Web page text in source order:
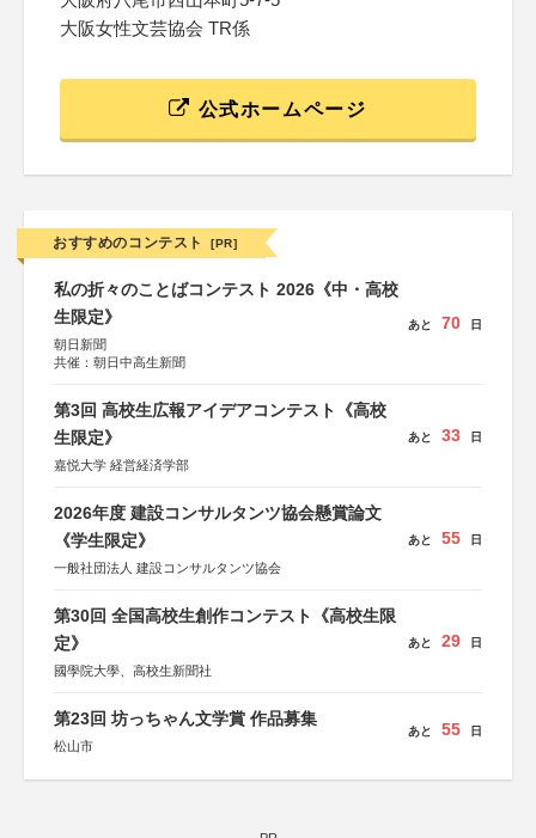
大阪女性文芸協会 TR係
公式ホームページ
おすすめのコンテスト [PR]
私の折々のことばコンテスト 2026《中・高校
生限定》
朝日新聞
共催：朝日中高生新聞
あと 70 日
第3回 高校生広報アイデアコンテスト《高校
生限定》
嘉悦大学 経営経済学部
あと 33 日
2026年度 建設コンサルタンツ協会懸賞論文
《学生限定》
一般社団法人 建設コンサルタンツ協会
あと 55 日
第30回 全国高校生創作コンテスト《高校生限
定》
國學院大學、高校生新聞社
あと 29 日
第23回 坊っちゃん文学賞 作品募集
松山市
あと 55 日